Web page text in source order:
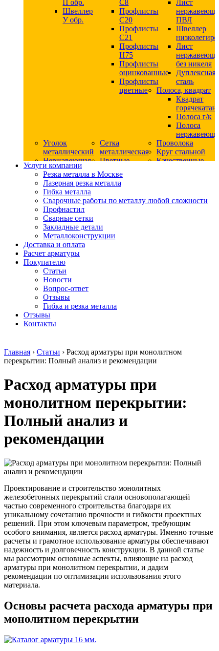
П обр.
Швеллер
У обр.
С8
Профлисты
С20
Профлисты
C21
Профлисты
Н75
Профлисты
оцинкованные
Профлисты
цветные
Лист
ПВЛ
Швеллер
Лист
без никеля
Дуплексная
сталь
Полоса, квадрат
Квадрат
Полоса г/к
Полоса
Уголок
металлический
Сетка
металлическая
Проволока
Круг стальной
Нержавеющая
сталь
Квадрат
нержавеющий
никельсодержащий
Круг
нержавеющий
безникелевый
жаропрочный
Круг
нержавеющий
никельсодержащий
Шестигранник
нержавеющий
никельсодержащий
Шестигранник
нержавеющий
безникелевый
Трубы
нержавеющие
прямоугольные
нержавеющие
AISI
Трубы
AISI
Трубы
нержавеющие
перфорированные
Трубы
нержавеющие
бесшовные
Цветные
Шестигранник
дюралевый
дюралевый
Общестроительный
профиль
алюминиевая
алюминиевый
Тавр
алюминиевый
алюминиевая
Чушка
алюминиевая
Швеллер
алюминиевый
Шина
алюминиевая
Шестигранник
латунный
Квадрат
латунный
Лента
латунная
Качественные
стальные
Заглушки
стальные
Хомуты
стальные
Крепеж
шуруп-
шпилька
Опоры
стальные
Услуги компании
Резка металла в Москве
Лазерная резка металла
Гибка металла
Сварочные работы по металлу любой сложности
Профнастил
Сварные сетки
Закладные детали
Металлоконструкции
Доставка и оплата
Расчет арматуры
Покупателю
Статьи
Новости
Вопрос-ответ
Отзывы
Гибка и резка металла
Отзывы
Контакты
Главная › Статьи › Расход арматуры при монолитном
перекрытии: Полный анализ и рекомендации
Расход арматуры при
монолитном перекрытии:
Полный анализ и
рекомендации
Проектирование и строительство монолитных
железобетонных перекрытий стали основополагающей
частью современного строительства благодаря их
уникальному сочетанию прочности и гибкости проектных
решений. При этом ключевым параметром, требующим
особого внимания, является расход арматуры. Именно точные
расчеты и грамотное использование арматуры обеспечивают
надежность и долговечность конструкции. В данной статье
мы рассмотрим основные аспекты, влияющие на расход
арматуры при монолитном перекрытии, и дадим
рекомендации по оптимизации использования этого
материала.
Основы расчета расхода арматуры при
монолитном перекрытии